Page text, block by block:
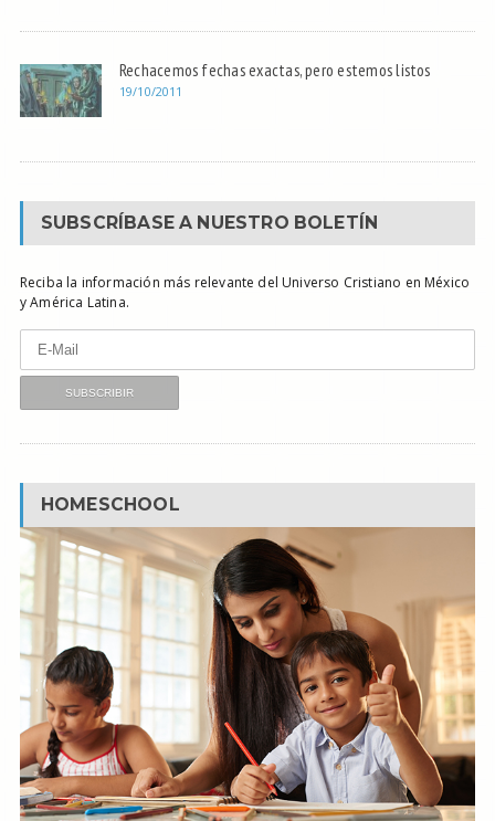
Rechacemos fechas exactas, pero estemos listos
19/10/2011
SUBSCRÍBASE A NUESTRO BOLETÍN
Reciba la información más relevante del Universo Cristiano en México
y América Latina.
HOMESCHOOL